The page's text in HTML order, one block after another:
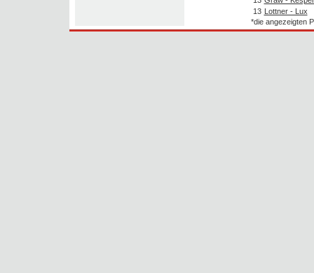
13 Lottner - Lux
*die angezeigten